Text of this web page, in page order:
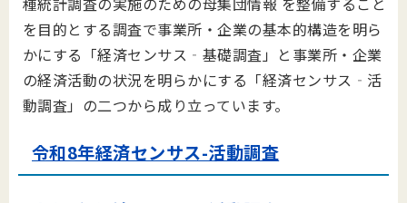
を目的とする調査で事業所・企業の基本的構造を明ら
かにする「経済センサス‐基礎調査」と事業所・企業
の経済活動の状況を明らかにする「経済センサス‐活
動調査」の二つから成り立っています。
令和8年経済センサス-活動調査